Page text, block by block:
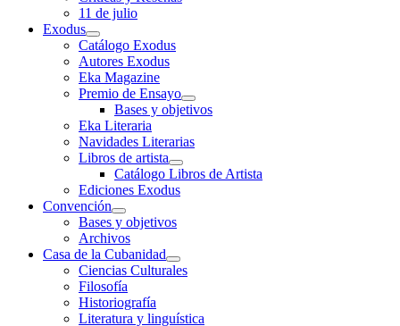
11 de julio
Exodus
Catálogo Exodus
Autores Exodus
Eka Magazine
Premio de Ensayo
Bases y objetivos
Eka Literaria
Navidades Literarias
Libros de artista
Catálogo Libros de Artista
Ediciones Exodus
Convención
Bases y objetivos
Archivos
Casa de la Cubanidad
Ciencias Culturales
Filosofía
Historiografía
Literatura y linguística